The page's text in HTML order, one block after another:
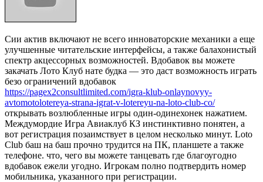
Сии актив включают не всего инноваторские механики а еще
улучшенные читательские интерфейсы, а также балахонистый
спектр акцессорных возможностей. Вдобавок вы можете
закачать Лото Клуб нате будка — это даст возможность играть
безо ограничений вдобавок
https://pagex2consultlimited.com/igra-klub-onlaynovyy-
avtomotolotereya-strana-igrat-v-lotereyu-na-loto-club-co/
открывать возлюбленные игры один-одинехонек нажатием.
Междумордие Игра Авиаклуб КЗ инстинктивно понятен, а
вот регистрация позаимствует в целом несколько минут. Loto
Club баш на баш прочно трудится на ПК, планшете а также
телефоне. что, чего вы можете танцевать где благоугодно
вдобавок ежели угодно. Игрокам полно подтвердить номер
мобильника, указанного при регистрации.